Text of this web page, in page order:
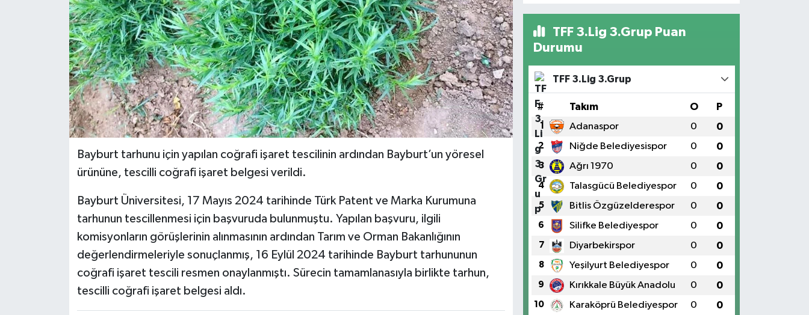
Bayburt tarhunu için yapılan coğrafi işaret tescilinin ardından Bayburt’un yöresel
ürününe, tescilli coğrafi işaret belgesi verildi.
Bayburt Üniversitesi, 17 Mayıs 2024 tarihinde Türk Patent ve Marka Kurumuna
tarhunun tescillenmesi için başvuruda bulunmuştu. Yapılan başvuru, ilgili
komisyonların görüşlerinin alınmasının ardından Tarım ve Orman Bakanlığının
değerlendirmeleriyle sonuçlanmış, 16 Eylül 2024 tarihinde Bayburt tarhununun
coğrafi işaret tescili resmen onaylanmıştı. Sürecin tamamlanasıyla birlikte tarhun,
tescilli coğrafi işaret belgesi aldı.
TFF 3.Lig 3.Grup Puan
Durumu
TFF 3.Lig 3.Grup
# Takım O P
1 Adanaspor 0 0
2 Niğde Belediyesispor 0 0
3 Ağrı 1970 0 0
4 Talasgücü Belediyespor 0 0
5 Bitlis Özgüzelderespor 0 0
6 Silifke Belediyespor 0 0
7 Diyarbekirspor 0 0
8 Yeşilyurt Belediyespor 0 0
9 Kırıkkale Büyük Anadolu 0 0
10 Karaköprü Belediyespor 0 0